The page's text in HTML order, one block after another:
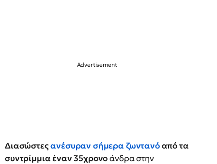
Διασώστεςανέσυραν σήμερα ζωντανόαπό τα
συντρίμμια έναν 35χρονοάνδρα στην